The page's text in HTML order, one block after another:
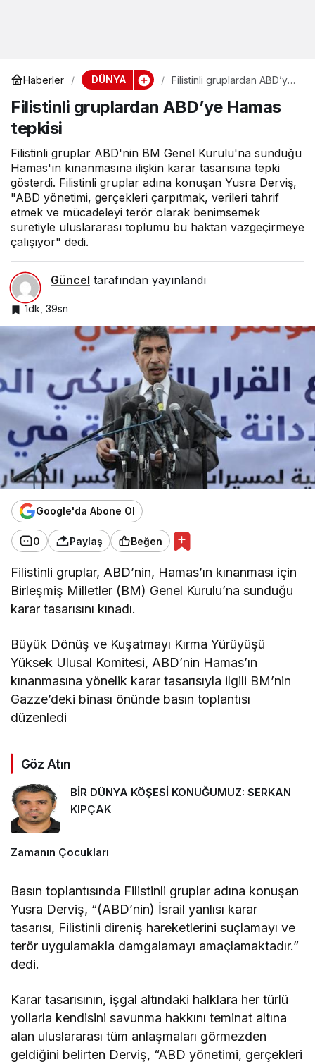
Haberler DÜNYA
Filistinli gruplardan ABD’ye
Filistinli gruplardan ABD’ye Hamas
tepkisi
Filistinli gruplar ABD'nin BM Genel Kurulu'na sunduğu
Hamas'ın kınanmasına ilişkin karar tasarısına tepki
gösterdi. Filistinli gruplar adına konuşan Yusra Derviş,
"ABD yönetimi, gerçekleri çarpıtmak, verileri tahrif
etmek ve mücadeleyi terör olarak benimsemek
suretiyle uluslararası toplumu bu haktan vazgeçirmeye
çalışıyor" dedi.
Güncel tarafından yayınlandı
1dk, 39sn
Google'da Abone Ol
0 Paylaş Beğen
Filistinli gruplar, ABD’nin, Hamas’ın kınanması için
Birleşmiş Milletler (BM) Genel Kurulu’na sunduğu
karar tasarısını kınadı.
Büyük Dönüş ve Kuşatmayı Kırma Yürüyüşü
Yüksek Ulusal Komitesi, ABD’nin Hamas’ın
kınanmasına yönelik karar tasarısıyla ilgili BM’nin
Gazze’deki binası önünde basın toplantısı
düzenledi
Göz Atın
BİR DÜNYA KÖŞESİ KONUĞUMUZ: SERKAN
KIPÇAK
Zamanın Çocukları
Basın toplantısında Filistinli gruplar adına konuşan
Yusra Derviş, “(ABD’nin) İsrail yanlısı karar
tasarısı, Filistinli direniş hareketlerini suçlamayı ve
terör uygulamakla damgalamayı amaçlamaktadır.”
dedi.
Karar tasarısının, işgal altındaki halklara her türlü
yollarla kendisini savunma hakkını teminat altına
alan uluslararası tüm anlaşmaları görmezden
geldiğini belirten Derviş, “ABD yönetimi, gerçekleri